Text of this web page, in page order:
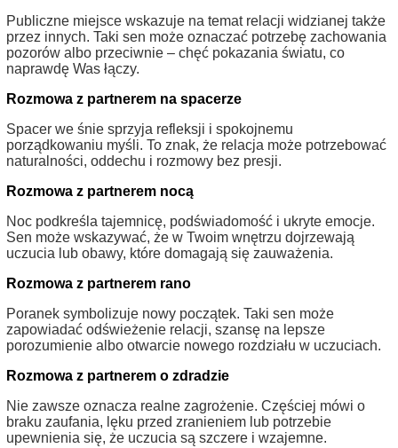
Publiczne miejsce wskazuje na temat relacji widzianej także
przez innych. Taki sen może oznaczać potrzebę zachowania
pozorów albo przeciwnie – chęć pokazania światu, co
naprawdę Was łączy.
Rozmowa z partnerem na spacerze
Spacer we śnie sprzyja refleksji i spokojnemu
porządkowaniu myśli. To znak, że relacja może potrzebować
naturalności, oddechu i rozmowy bez presji.
Rozmowa z partnerem nocą
Noc podkreśla tajemnicę, podświadomość i ukryte emocje.
Sen może wskazywać, że w Twoim wnętrzu dojrzewają
uczucia lub obawy, które domagają się zauważenia.
Rozmowa z partnerem rano
Poranek symbolizuje nowy początek. Taki sen może
zapowiadać odświeżenie relacji, szansę na lepsze
porozumienie albo otwarcie nowego rozdziału w uczuciach.
Rozmowa z partnerem o zdradzie
Nie zawsze oznacza realne zagrożenie. Częściej mówi o
braku zaufania, lęku przed zranieniem lub potrzebie
upewnienia się, że uczucia są szczere i wzajemne.